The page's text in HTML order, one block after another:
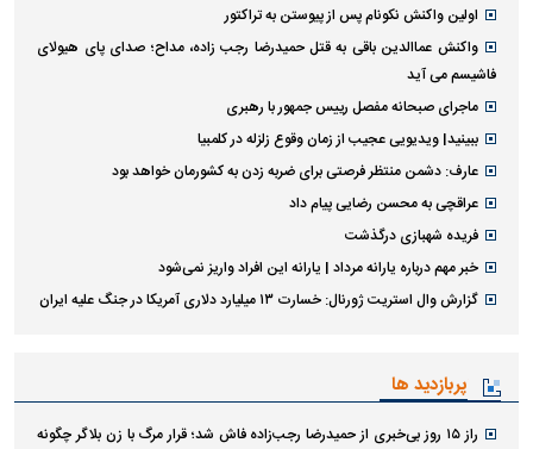
اولین واکنش نکونام پس از پیوستن به تراکتور
واکنش عماالدین باقی به قتل حمیدرضا رجب زاده، مداح؛ صدای پای هیولای
فاشیسم می آید
ماجرای صبحانه مفصل رییس جمهور با رهبری
ببینید| ویدیویی عجیب از زمان وقوع زلزله در کلمبیا
عارف: دشمن منتظر فرصتی برای ضربه زدن به کشورمان خواهد بود
عراقچی به محسن رضایی پیام داد
فریده شهبازی درگذشت
خبر مهم درباره یارانه مرداد | یارانه این افراد واریز نمی‌شود
گزارش وال استریت ژورنال: خسارت ۱۳ میلیارد دلاری آمریکا در جنگ علیه ایران
پربازدید ها
راز ۱۵ روز بی‌خبری از حمیدرضا رجب‌زاده فاش شد؛ قرار مرگ با زن بلاگر چگونه